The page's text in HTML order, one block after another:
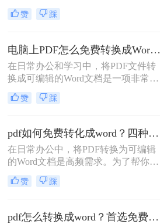
PDF 往往又需要修改内容，这时就不
得不将 PDF 再转回 Word。然而，很
错乱，要么工具捆绑广告，甚至文件
受损。那么 PDF 如何改成 Word 文
档？本文从 转换质量、操作难度、文
件安全、批量能力 四个维度，对比三
种主流方法，帮助您快速选出最合适
的那一种。
赞 踩
电脑上PDF怎么免费转换成Word？四种方法对比与实操指南（附详细表格）!
在日常办公和学习中，将PDF文件转
换成可编辑的Word文档是一项非常高
频的需求。PDF虽然版式固定、不易
篡改，但编辑修改较为困难，而Word
为了帮你快速选出最适合自己的转换
方式，下表汇总了四种主流免费方法
的核心差异：
赞 踩
pdf如何免费转化成word？四种方法对比与实操指南（附详细表格）
在日常办公中，将PDF转换为可编辑
的Word文档是高频需求。为了帮你快
速选出最适合自己的方案，下表汇总
了四种主流免费方法的核心差异：
赞 踩
pdf怎么转换成word？首选免费工具，复杂文件再上专业软件！